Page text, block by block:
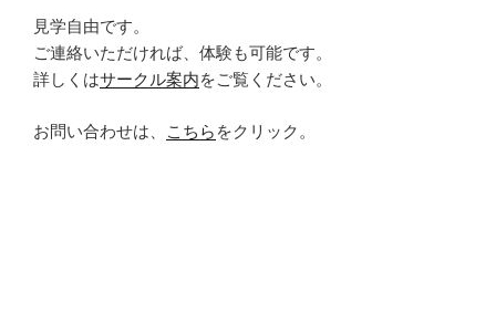
見学自由です。
ご連絡いただければ、体験も可能です。
詳しくはサークル案内をご覧ください。
お問い合わせは、 こちら をクリック。